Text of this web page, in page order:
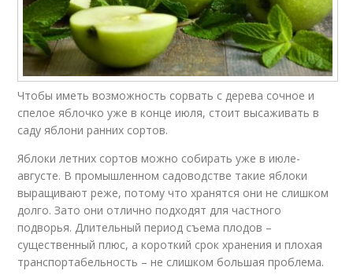
Чтобы иметь возможность сорвать с дерева сочное и
спелое яблочко уже в конце июля, стоит высаживать в
саду яблони ранних сортов.
Яблоки летних сортов можно собирать уже в июле-
августе. В промышленном садоводстве такие яблоки
выращивают реже, потому что хранятся они не слишком
долго. Зато они отлично подходят для частного
подворья. Длительный период съема плодов –
существенный плюс, а короткий срок хранения и плохая
транспортабельность – не слишком большая проблема.